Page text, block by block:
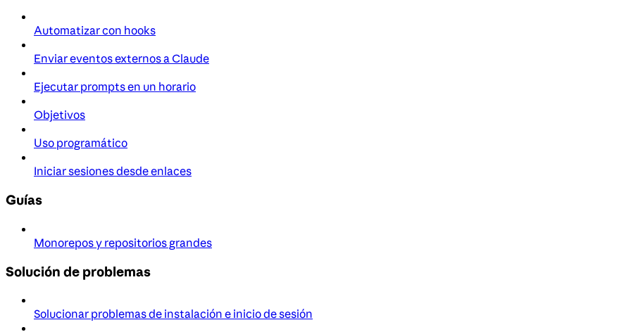
Automatizar con hooks
Enviar eventos externos a Claude
Ejecutar prompts en un horario
Objetivos
Uso programático
Iniciar sesiones desde enlaces
Guías
Monorepos y repositorios grandes
Solución de problemas
Solucionar problemas de instalación e inicio de sesión